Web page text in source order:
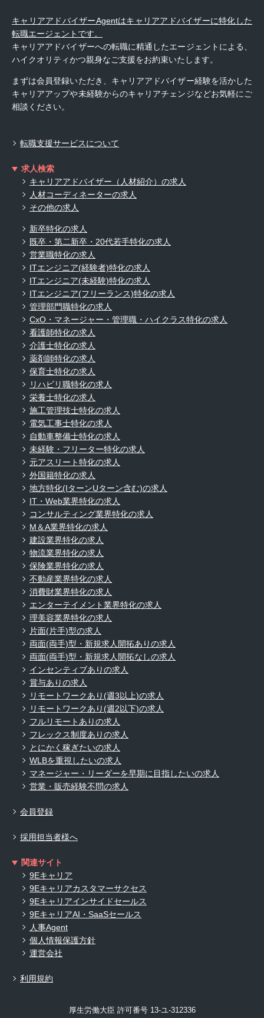
キャリアアドバイザーAgentはキャリアアドバイザーに特化した
転職エージェントです。
キャリアアドバイザーへの転職に精通したエージェントによる、
ハイクオリティかつ親身なご支援をお約束いたします。
まずは会員登録いただき、キャリアアドバイザー経験を活かした
キャリアアップや未経験からのキャリアチェンジなどお気軽にご
相談ください。
転職支援サービスについて
求人検索
キャリアアドバイザー（人材紹介）の求人
人材コーディネーターの求人
その他の求人
新卒特化の求人
既卒・第二新卒・20代若手特化の求人
営業職特化の求人
ITエンジニア(経験者)特化の求人
ITエンジニア(未経験)特化の求人
ITエンジニア(フリーランス)特化の求人
管理部門職特化の求人
CxO・マネージャー・管理職・ハイクラス特化の求人
看護師特化の求人
介護士特化の求人
薬剤師特化の求人
保育士特化の求人
リハビリ職特化の求人
栄養士特化の求人
施工管理技士特化の求人
電気工事士特化の求人
自動車整備士特化の求人
未経験・フリーター特化の求人
元アスリート特化の求人
外国籍特化の求人
地方特化(IターンUターン含む)の求人
IT・Web業界特化の求人
コンサルティング業界特化の求人
M＆A業界特化の求人
建設業界特化の求人
物流業界特化の求人
保険業界特化の求人
不動産業界特化の求人
消費財業界特化の求人
エンターテイメント業界特化の求人
理美容業界特化の求人
片面(片手)型の求人
両面(両手)型・新規求人開拓ありの求人
両面(両手)型・新規求人開拓なしの求人
インセンティブありの求人
賞与ありの求人
リモートワークあり(週3以上)の求人
リモートワークあり(週2以下)の求人
フルリモートありの求人
フレックス制度ありの求人
とにかく稼ぎたいの求人
WLBを重視したいの求人
マネージャー・リーダーを早期に目指したいの求人
営業・販売経験不問の求人
会員登録
採用担当者様へ
関連サイト
9Eキャリア
9Eキャリアカスタマーサクセス
9Eキャリアインサイドセールス
9EキャリアAI・SaaSセールス
人事Agent
個人情報保護方針
運営会社
利用規約
厚生労働大臣 許可番号 13-ユ-312336